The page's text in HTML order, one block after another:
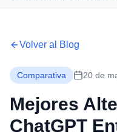
Volver al Blog
Comparativa 20 de
Mejores
ChatGPT